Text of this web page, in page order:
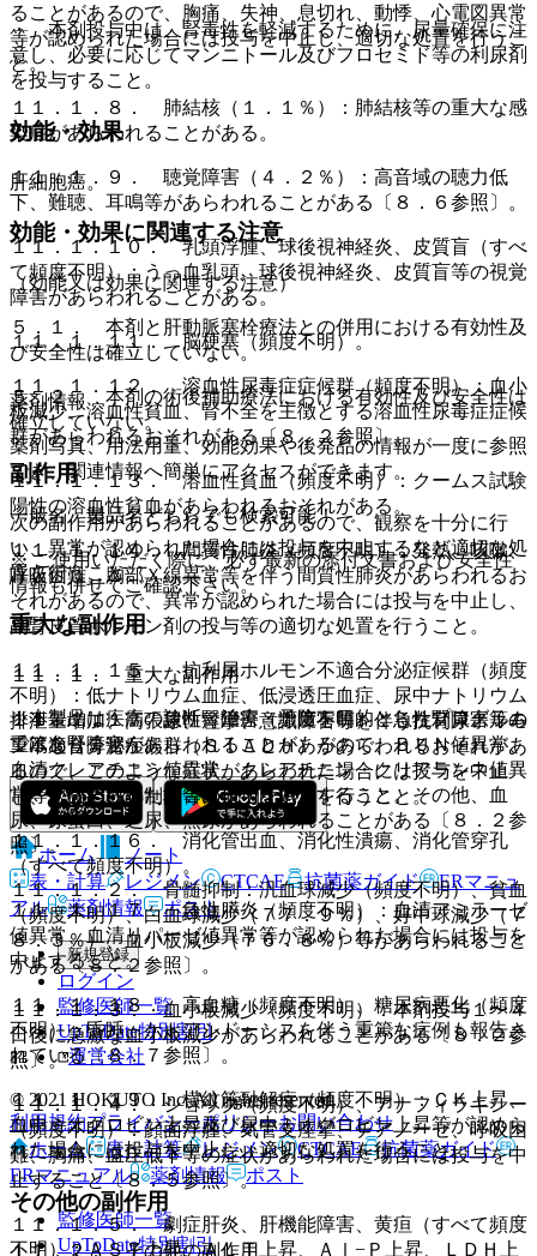
ることがあるので、胸痛、失神、息切れ、動悸、心電図異常
等が認められた場合には投与を中止し、適切な処置を行うこ
と。
１１．１．８． 肺結核（１．１％）：肺結核等の重大な感
染症があらわれることがある。
１１．１．９． 聴覚障害（４．２％）：高音域の聴力低
下、難聴、耳鳴等があらわれることがある〔８．６参照〕。
１１．１．１０． 乳頭浮腫、球後視神経炎、皮質盲（すべ
て頻度不明）：うっ血乳頭、球後視神経炎、皮質盲等の視覚
障害があらわれることがある。
１１．１．１１． 脳梗塞（頻度不明）。
１１．１．１２． 溶血性尿毒症症候群（頻度不明）：血小
板減少、溶血性貧血、腎不全を主徴とする溶血性尿毒症症候
群があらわれるおそれがある〔８．２参照〕。
１１．１．１３． 溶血性貧血（頻度不明）：クームス試験
陽性の溶血性貧血があらわれるおそれがある。
１１．１．１４． 間質性肺炎（頻度不明）：発熱、咳嗽、
呼吸困難、胸部Ｘ線異常等を伴う間質性肺炎があらわれるお
それがあるので、異常が認められた場合には投与を中止し、
副腎皮質ホルモン剤の投与等の適切な処置を行うこと。
１１．１．１５． 抗利尿ホルモン不適合分泌症候群（頻度
不明）：低ナトリウム血症、低浸透圧血症、尿中ナトリウム
排泄量増加、高張尿、痙攣、意識障害等を伴う抗利尿ホルモ
ン不適合分泌症候群（ＳＩＡＤＨ）があらわれるおそれがあ
るので、このような症状があらわれた場合には投与を中止
し、水分摂取の制限等の適切な処置を行うこと。
１１．１．１６． 消化管出血、消化性潰瘍、消化管穿孔
（すべて頻度不明）。
１１．１．１７． 急性膵炎（頻度不明）：血清アミラーゼ
値異常、血清リパーゼ値異常等が認められた場合には投与を
中止すること。
１１．１．１８． 高血糖（頻度不明）、糖尿病悪化（頻度
不明）：昏睡、ケトアシドーシスを伴う重篤な症例も報告さ
れている〔８．７参照〕。
１１．１．１９． 横紋筋融解症（頻度不明）：ＣＫ上昇、
血中ミオグロビン上昇及び尿中ミオグロビン上昇等が認めら
れた場合には投与を中止し、適切な処置を行うこと。
その他の副作用
１１．２． その他の副作用
・ 本剤投与中は、腎毒性を軽減するために、尿量確保に注
意し、必要に応じてマンニトール及びフロセミド等の利尿剤
を投与すること。
効能・効果
肝細胞癌。
効能・効果に関連する注意
（効能又は効果に関連する注意）
５．１． 本剤と肝動脈塞栓療法との併用における有効性及
び安全性は確立していない。
５．２． 本剤の術後補助療法における有効性及び安全性は
確立していない。
副作用
次の副作用があらわれることがあるので、観察を十分に行
い、異常が認められた場合には投与を中止するなど適切な処
置を行うこと。
重大な副作用
１１．１． 重大な副作用
１１．１．１． 急性腎障害（頻度不明）：急性腎障害等の
重篤な腎障害があらわれることがあるので、ＢＵＮ値異常、
血清クレアチニン値異常、クレアチニン・クリアランス値異
常等が認められた場合は投与を中止すること。その他、血
尿、尿蛋白、乏尿、無尿があらわれることがある〔８．２参
照〕。
１１．１．２． 骨髄抑制：汎血球減少（頻度不明）、貧血
（頻度不明）、白血球減少（７７．９％）、好中球減少（７
８．３％）、血小板減少（７６．８％）等があらわれること
がある〔８．２参照〕。
１１．１．３． 血小板減少（頻度不明）：本剤投与１〜４
日後に急激な血小板減少があらわれることがある〔８．２参
照〕。
１１．１．４． ショック（頻度不明）、アナフィラキシー
（頻度不明）：顔面浮腫、気管支痙攣、チアノーゼ、呼吸困
難、胸痛、血圧低下等の症状があらわれた場合には投与を中
止すること〔８．５参照〕。
１１．１．５． 劇症肝炎、肝機能障害、黄疸（すべて頻度
不明）：ＡＳＴ上昇、ＡＬＴ上昇、Ａｌ−Ｐ上昇、ＬＤＨ上
薬剤情報
薬剤写真、用法用量、効能効果や後発品の情報が一度に参照
でき、関連情報へ簡単にアクセスができます。
一般名、製品名どちらでも検索可能！
※ ご使用いただく際に、必ず最新の添付文書および安全性
情報も併せてご確認下さい。
※本製品は疾病の診断・治療・予防を目的としたプログラム
ではありません。
ホーム
ノート
表・計算
レジメン CTCAE 抗菌薬ガイド
ERマニュ
アル
薬剤情報 ポスト
新規登録
ログイン
監修医師一覧
UpToDate特別割引
運営会社
© 2021 HOKUTO Inc. All rights reserved.
利用規約プライバシーポリシーお問い合わせ
ホーム
表・計算 レジメン CTCAE
抗菌薬ガイド
ERマニュアル
薬剤情報 ポスト
監修医師一覧
UpToDate特別割引